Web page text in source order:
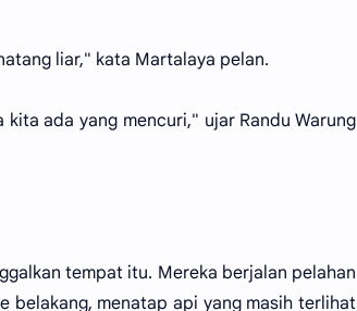
liar," kata Martalaya pelan.
ada yang mencuri," ujar Randu Warung
tempat itu. Mereka berjalan pelahan
belakang, menatap api yang masih terlihat